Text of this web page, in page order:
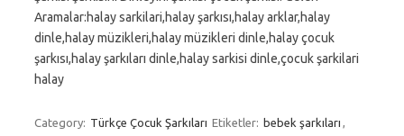
Aramalar:halay sarkilari,halay şarkısı,halay arklar,halay
dinle,halay müzikleri,halay müzikleri dinle,halay çocuk
şarkısı,halay şarkıları dinle,halay sarkisi dinle,çocuk şarkilari
halay
Category: Türkçe Çocuk Şarkıları Etiketler: bebek şarkıları